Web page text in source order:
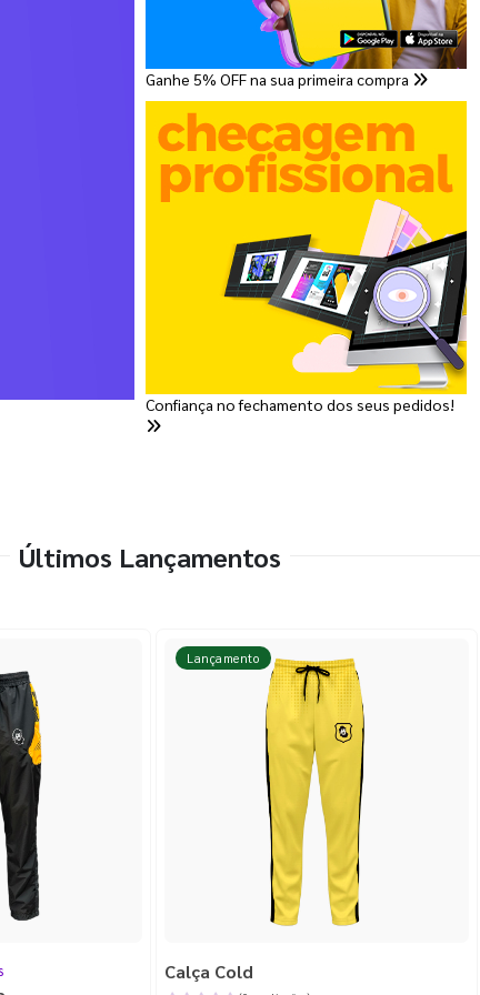
Ganhe 5% OFF na sua primeira compra
Confiança no fechamento dos seus pedidos!
Últimos Lançamentos
Lançamento
Calça Cold